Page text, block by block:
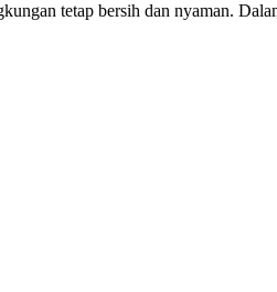
tetap bersih dan nyaman.